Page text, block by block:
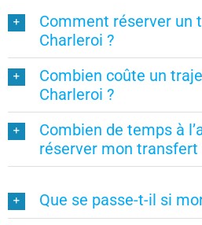
Comment réserver un
Charleroi ?
Combien coûte un
Charleroi ?
Combien de temps à
réserver mon transfert
Que se passe-t-il si